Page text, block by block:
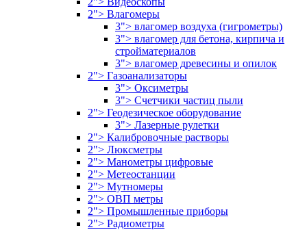
2"> Влагомеры
3"> влагомер воздуха (гигрометры)
3"> влагомер для бетона, кирпича и
стройматериалов
3"> влагомер древесины и опилок
2"> Газоанализаторы
3"> Оксиметры
3"> Счетчики частиц пыли
2"> Геодезическое оборудование
3"> Лазерные рулетки
2"> Калибровочные растворы
2"> Люксметры
2"> Манометры цифровые
2"> Метеостанции
2"> Мутномеры
2"> ОВП метры
2"> Промышленные приборы
2"> Радиометры